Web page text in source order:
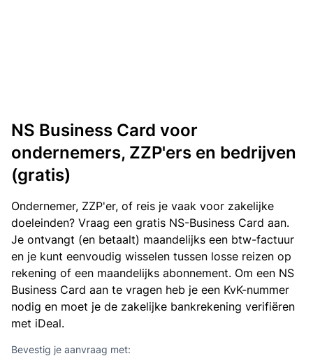
NS Business Card voor
ondernemers, ZZP'ers en bedrijven
(gratis)
Ondernemer, ZZP'er, of reis je vaak voor zakelijke
doeleinden? Vraag een gratis NS-Business Card aan.
Je ontvangt (en betaalt) maandelijks een btw-factuur
en je kunt eenvoudig wisselen tussen losse reizen op
rekening of een maandelijks abonnement. Om een NS
Business Card aan te vragen heb je een KvK-nummer
nodig en moet je de zakelijke bankrekening verifiëren
met iDeal.
Bevestig je aanvraag met: